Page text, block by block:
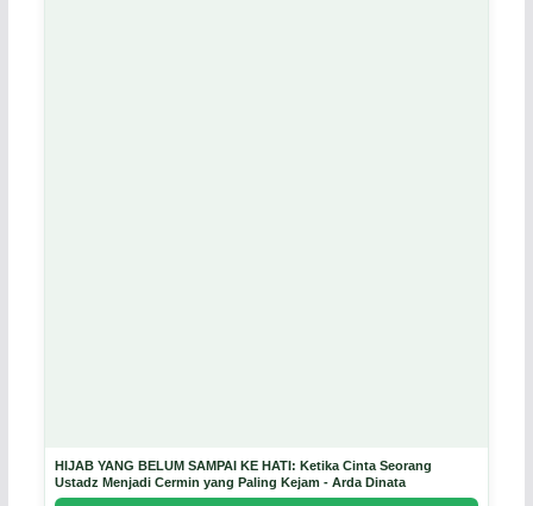
HIJAB YANG BELUM SAMPAI KE HATI: Ketika Cinta Seorang
Ustadz Menjadi Cermin yang Paling Kejam - Arda Dinata